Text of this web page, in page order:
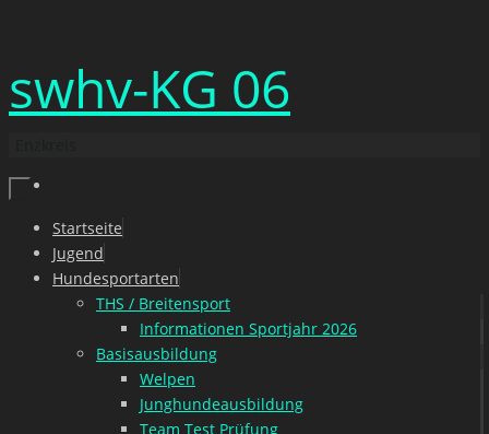
Inhalt
springen
swhv-KG 06
Zum
Inhalt
springen
Startseite
Jugend
Hundesportarten
THS / Breitensport
Informationen Sportjahr 2026
Basisausbildung
Welpen
Junghundeausbildung
Team Test Prüfung